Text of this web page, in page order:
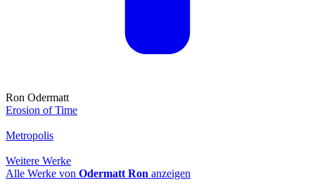
Ron Odermatt
Erosion of Time
Metropolis
Weitere Werke
Alle Werke von Odermatt Ron anzeigen